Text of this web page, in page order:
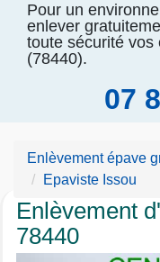
Pour un
enlever
toute sécurité vos
(78440).
07
Enlèvement épave
Epaviste Issou
Enlèvement
78440